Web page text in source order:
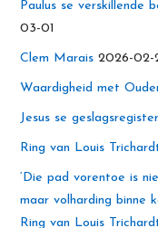
Paulus se verskillende
03-01
Clem Marais 2026-02-
Waardigheid met
Jesus se geslagsregister
Ring van Louis
‘Die pad vorentoe is
maar volharding binne
Ring van Louis